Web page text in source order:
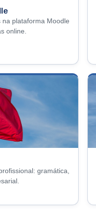
plataforma Moodle
online.
gramática,